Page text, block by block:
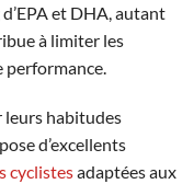
et DHA, autant
à limiter les
performance.
habitudes
d’excellents
cyclistesadaptées aux